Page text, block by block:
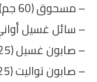
– مسحوق (60 جم) – 4.50 جنيه
– سائل غسيل أواني (80 جم) – 3
– صابون غسيل (125 جم) – 3 جنيهات
– صابون تواليت (125 جم) – 7.50 جنيه